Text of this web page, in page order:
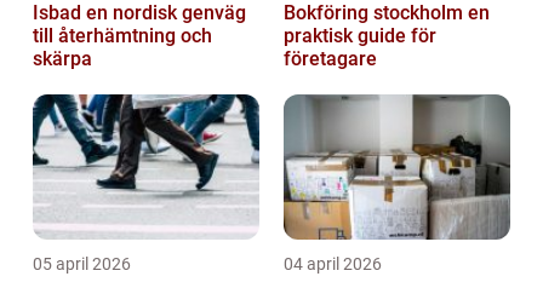
Isbad en nordisk genväg
till återhämtning och
skärpa
Bokföring stockholm en
praktisk guide för
företagare
05 april 2026 04 april 2026